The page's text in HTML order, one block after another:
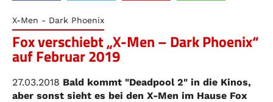
X-Men - Dark Phoenix
Fox verschiebt „X-Men – Dark Phoenix“
auf Februar 2019
27.03.2018 Bald kommt "Deadpool 2" in die Kinos,
aber sonst sieht es bei den X-Men im Hause Fox